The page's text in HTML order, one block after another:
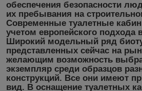
обеспечения безопасности
их пребывания на
Современные туалетные
учетом европейского подхода
Широкий модельный ряд
представленных сейчас на
желающим возможность
экземпляр среди образцов
конструкций. Все они имеют
вид. В оснащение туалетных